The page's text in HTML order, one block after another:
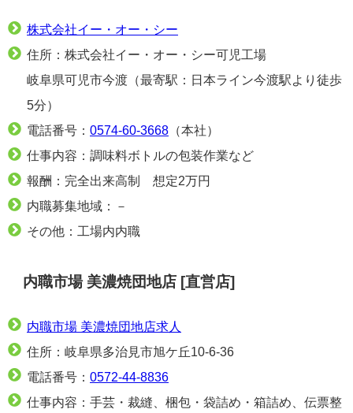
株式会社イー・オー・シー
住所：株式会社イー・オー・シー可児工場
岐阜県可児市今渡（最寄駅：日本ライン今渡駅より徒歩
5分）
電話番号： 0574-60-3668 （本社）
仕事内容：調味料ボトルの包装作業など
報酬：完全出来高制 想定2万円
内職募集地域：－
その他：工場内内職
内職市場 美濃焼団地店 [直営店]
内職市場 美濃焼団地店求人
住所：岐阜県多治見市旭ケ丘10-6-36
電話番号： 0572-44-8836
仕事内容：手芸・裁縫、梱包・袋詰め・箱詰め、伝票整